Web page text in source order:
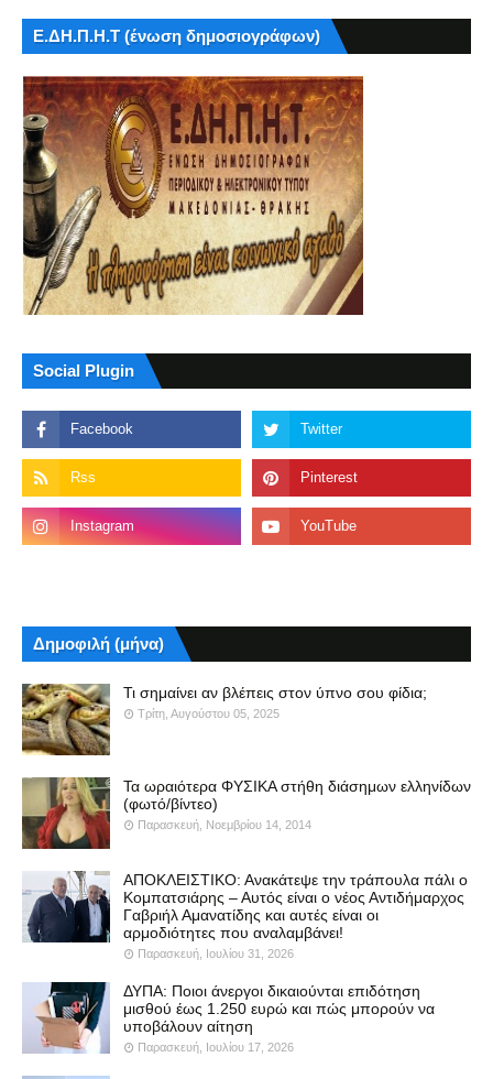
Ε.ΔΗ.Π.Η.Τ (ένωση δημοσιογράφων)
Social Plugin
Δημοφιλή (μήνα)
Τι σημαίνει αν βλέπεις στον ύπνο σου φίδια;
Τρίτη, Αυγούστου 05, 2025
Τα ωραιότερα ΦΥΣΙΚΑ στήθη διάσημων ελληνίδων
(φωτό/βίντεο)
Παρασκευή, Νοεμβρίου 14, 2014
ΑΠΟΚΛΕΙΣΤΙΚΟ: Ανακάτεψε την τράπουλα πάλι ο
Κομπατσιάρης – Αυτός είναι ο νέος Αντιδήμαρχος
Γαβριήλ Αμανατίδης και αυτές είναι οι
αρμοδιότητες που αναλαμβάνει!
Παρασκευή, Ιουλίου 31, 2026
ΔΥΠΑ: Ποιοι άνεργοι δικαιούνται επιδότηση
μισθού έως 1.250 ευρώ και πώς μπορούν να
υποβάλουν αίτηση
Παρασκευή, Ιουλίου 17, 2026